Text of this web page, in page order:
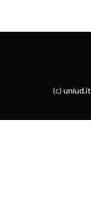
(c) uniud.it